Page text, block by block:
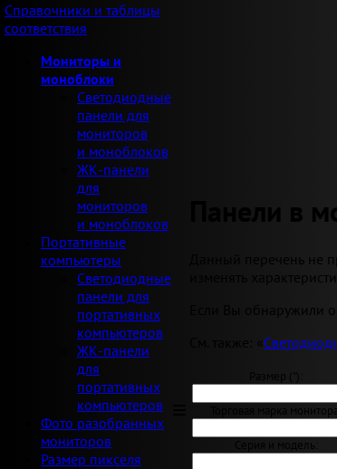
Справочники и таблицы
соответствия
Мониторы и
моноблоки
Светодиодные
панели для
мониторов
и моноблоков
ЖК-панели
для
мониторов
и моноблоков
Портативные
компьютеры
Светодиодные
панели для
портативных
компьютеров
ЖК-панели
для
портативных
компьютеров
Фото разобранных
мониторов
Размер пикселя
Панели в
Данный перечень не
изменять
Если Вы обнаружили
Торговая марка монитора:
Серия и модель: